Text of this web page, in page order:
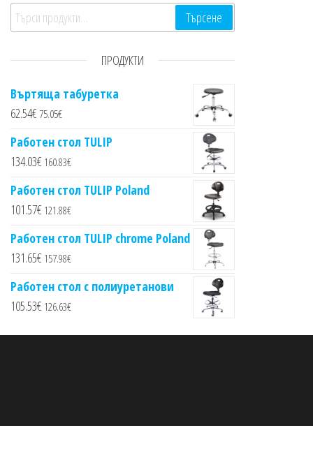
Търсене за:
Търсене
ПРОДУКТИ
Въртяща табуретка
62.54€ 75.05€
Работен стол TULIP
134.03€ 160.83€
Работен стол TULIP Poland
101.57€ 121.88€
Работен стол TULIP chrome Poland
131.65€ 157.98€
Работен стол с полиуретанови
105.53€ 126.63€